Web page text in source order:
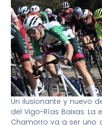
Un ilusionante y nuevo
del Vigo-Rías Baixas. La
Chamorro va a ser uno